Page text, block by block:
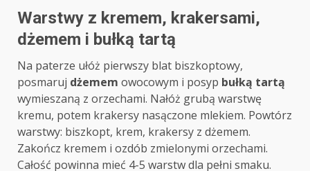
Warstwy z kremem, krakersami,
dżemem i bułką tartą
Na paterze ułóż pierwszy blat biszkoptowy,
posmaruj dżemem owocowym i posyp bułką tartą
wymieszaną z orzechami. Nałóż grubą warstwę
kremu, potem krakersy nasączone mlekiem. Powtórz
warstwy: biszkopt, krem, krakersy z dżemem.
Zakończ kremem i ozdób zmielonymi orzechami.
Całość powinna mieć 4-5 warstw dla pełni smaku.